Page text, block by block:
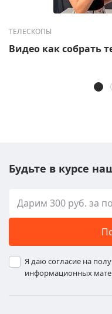
ТЕЛЕСКОПЫ
Видео как собрать
Будьте в курсе
Я даю согласие на
информационных